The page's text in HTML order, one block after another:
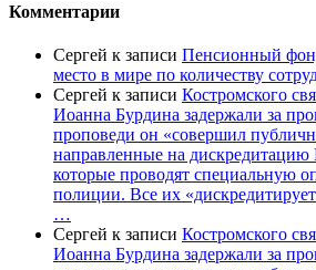
Комментарии
Сергей к записи Пенсионный
место в мире по количеству
Сергей к записи Костромского
Иоанна Бурдина задержали за
проповеди он «совершил
направленные на
которые проводят специальную
полиции. Все их
…
Сергей к записи Костромского
Иоанна Бурдина задержали за